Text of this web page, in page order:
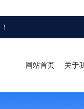
！
网站首页 关于